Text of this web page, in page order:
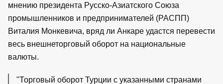
мнению президента Русско-Азиатского Союза
промышленников и предпринимателей (РАСПП)
Виталия Монкевича, вряд ли Анкаре удастся перевести
весь внешнеторговый оборот на национальные
валюты.
"Торговый оборот Турции с указанными странами